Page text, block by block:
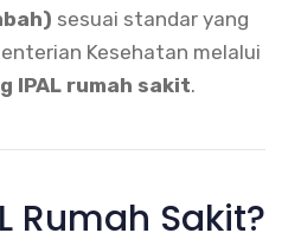
sesuai standar yang
Kesehatan melalui
IPAL rumah sakit.
Rumah Sakit?